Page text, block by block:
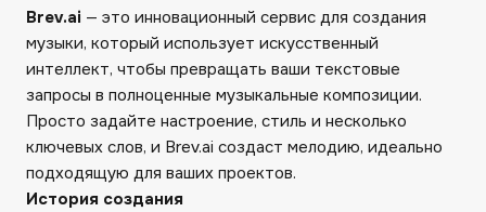
Brev.ai — это инновационный сервис для создания
музыки, который использует искусственный
интеллект, чтобы превращать ваши текстовые
запросы в полноценные музыкальные композиции.
Просто задайте настроение, стиль и несколько
ключевых слов, и Brev.ai создаст мелодию, идеально
подходящую для ваших проектов.
История создания